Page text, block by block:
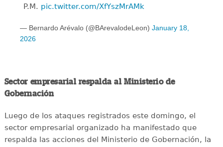
P.M. pic.twitter.com/XfYszMrAMk
— Bernardo Arévalo (@BArevalodeLeon) January 18,
2026
Sector empresarial respalda al Ministerio de
Gobernación
Luego de los ataques registrados este domingo, el
sector empresarial organizado ha manifestado que
respalda las acciones del Ministerio de Gobernación, la